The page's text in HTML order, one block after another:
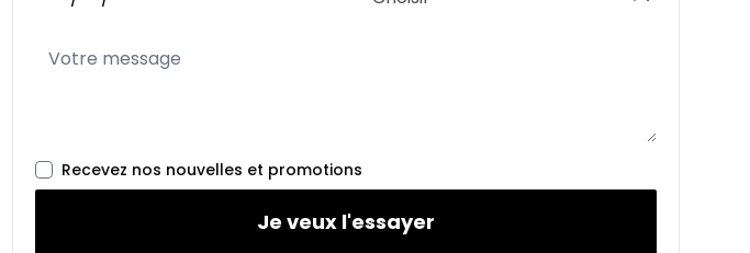
Recevez nos nouvelles et promotions
Je veux l'essayer